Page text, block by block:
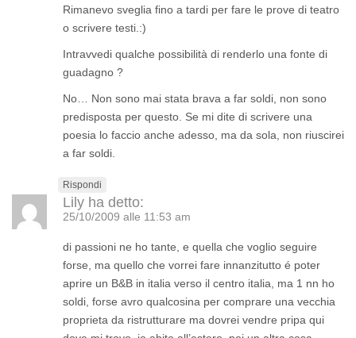
Rimanevo sveglia fino a tardi per fare le prove di teatro
o scrivere testi.:)
Intravvedi qualche possibilità di renderlo una fonte di
guadagno ?
No… Non sono mai stata brava a far soldi, non sono
predisposta per questo. Se mi dite di scrivere una
poesia lo faccio anche adesso, ma da sola, non riuscirei
a far soldi.
Rispondi
Lily ha detto:
25/10/2009 alle 11:53 am
di passioni ne ho tante, e quella che voglio seguire
forse, ma quello che vorrei fare innanzitutto é poter
aprire un B&B in italia verso il centro italia, ma 1 nn ho
soldi, forse avro qualcosina per comprare una vecchia
proprieta da ristrutturare ma dovrei vendre pripa qui